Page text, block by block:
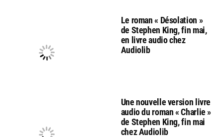
Le roman « Désolation »
de Stephen King, fin mai,
en livre audio chez
Audiolib
Une nouvelle version livre
audio du roman « Charlie »
de Stephen King, fin mai
chez Audiolib